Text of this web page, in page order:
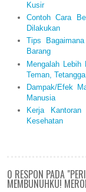
Kusir
Contoh Cara
Dilakukan
Tips
Barang
Mengalah Lebih
Teman,
Dampak/Efek
Manusia
Kerja
Kesehatan
0 RESPON PADA
MEMBUNUHKU!